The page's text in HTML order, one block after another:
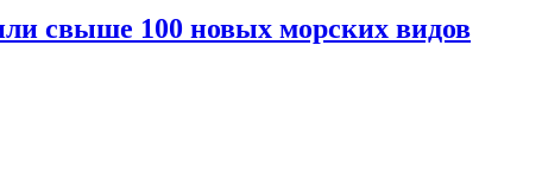
свыше 100 новых морских видов